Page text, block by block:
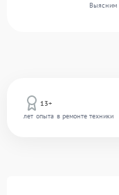
13+
лет опыта в ремонте техники
Выясним